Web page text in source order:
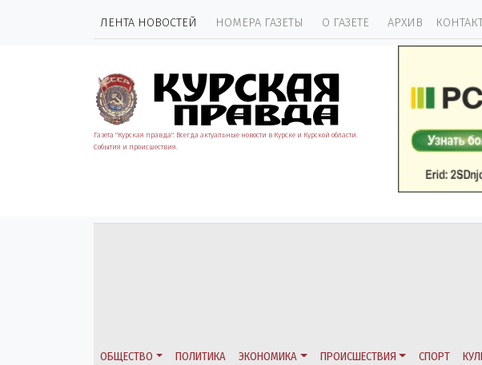
ЛЕНТА НОВОСТЕЙ НОМЕРА ГАЗЕТЫ О ГАЗЕТЕ АРХИВ
Газета "Курская правда". Всегда актуальные новости в Курске и Курской области.
События и происшествия.
ОБЩЕСТВО ПОЛИТИКА ЭКОНОМИКА ПРОИСШЕСТВИЯ СПОРТ